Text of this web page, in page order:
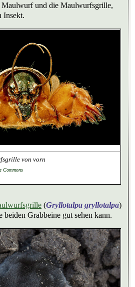
Maulwurf und die Maulwurfsgrille,
Insekt.
von vorn
Commons
(Gryllotalpa gryllotalpa)
beiden Grabbeine gut sehen kann.